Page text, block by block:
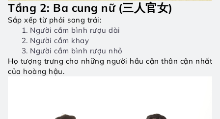
Tầng 2: Ba cung nữ (三人官女)
Sắp xếp từ phải sang trái:
Người cầm bình rượu dài
Người cầm khay
Người cầm bình rượu nhỏ
Họ tượng trưng cho những người hầu cận thân cận nhất
của hoàng hậu.